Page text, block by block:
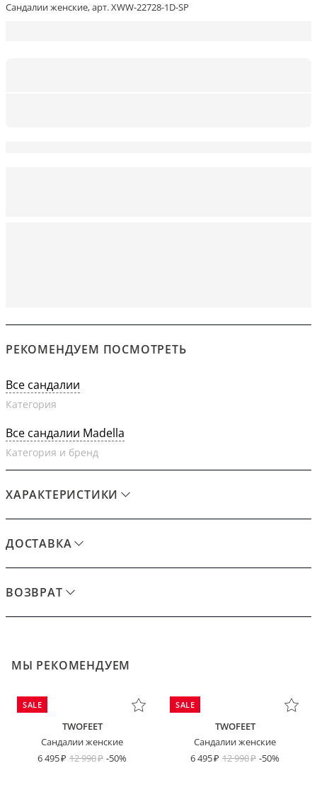
Сандалии женские, арт. XWW-22728-1D-SP
РЕКОМЕНДУЕМ ПОСМОТРЕТЬ
Все сандалии
Категория
Все сандалии Madella
Категория и бренд
ХАРАКТЕРИСТИКИ
ДОСТАВКА
ВОЗВРАТ
МЫ РЕКОМЕНДУЕМ
SALE
TWOFEET
Сандалии женские
6 495
12 990 -50%
SALE
TWOFEET
Сандалии женские
6 495
12 990 -50%